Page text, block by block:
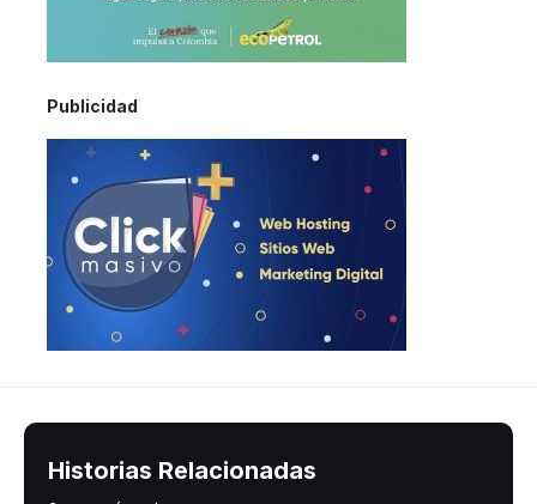
Publicidad
Historias Relacionadas